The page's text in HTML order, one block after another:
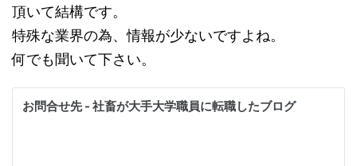
頂いて結構です。
特殊な業界の為、情報が少ないですよね。
何でも聞いて下さい。